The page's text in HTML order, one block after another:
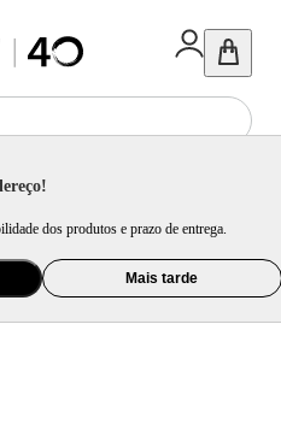
dos produtos e prazo de entrega.
Mais tarde